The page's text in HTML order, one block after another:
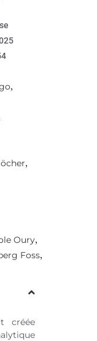
,
,
Oury,
Foss,
créée